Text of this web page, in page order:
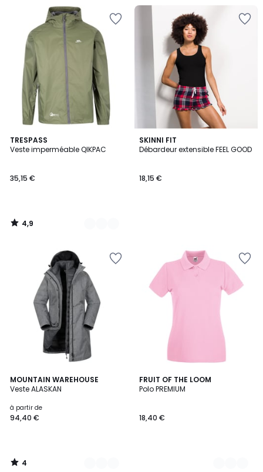
TRESPASS
Veste imperméable QIKPAC
35,15 €
4,9
/ 5
2
Couleurs
4,9
/
SKINNI FIT
Débardeur extensible FEEL GOOD
18,15 €
MOUNTAIN WAREHOUSE
Veste ALASKAN
à partir de
94,40 €
4
/
3
Couleurs
4
/
FRUIT OF THE LOOM
Polo PREMIUM
18,40 €
8
Couleurs